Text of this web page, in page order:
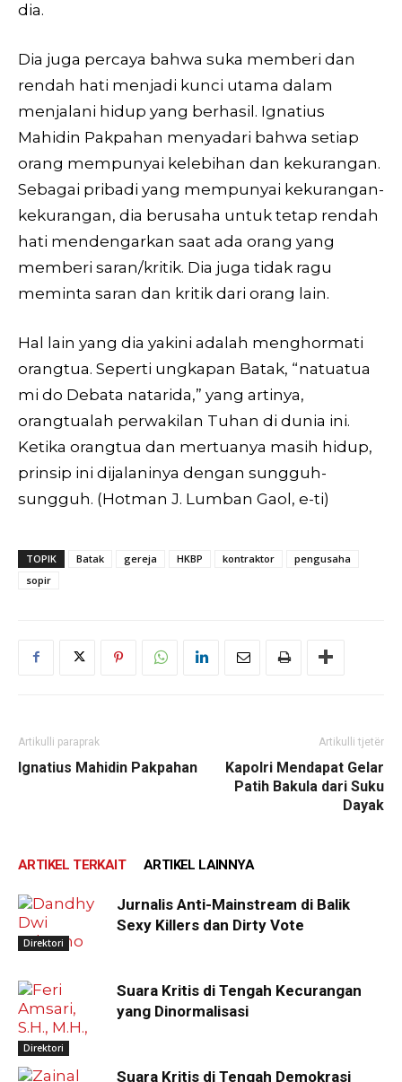
dia.
Dia juga percaya bahwa suka memberi dan
rendah hati menjadi kunci utama dalam
menjalani hidup yang berhasil. Ignatius
Mahidin Pakpahan menyadari bahwa setiap
orang mempunyai kelebihan dan kekurangan.
Sebagai pribadi yang mempunyai kekurangan-
kekurangan, dia berusaha untuk tetap rendah
hati mendengarkan saat ada orang yang
memberi saran/kritik. Dia juga tidak ragu
meminta saran dan kritik dari orang lain.
Hal lain yang dia yakini adalah menghormati
orangtua. Seperti ungkapan Batak, “natuatua
mi do Debata natarida,” yang artinya,
orangtualah perwakilan Tuhan di dunia ini.
Ketika orangtua dan mertuanya masih hidup,
prinsip ini dijalaninya dengan sungguh-
sungguh. (Hotman J. Lumban Gaol, e-ti)
TOPIK Batak gereja HKBP kontraktor
pengusaha
sopir
Artikulli paraprak
Ignatius Mahidin Pakpahan
Artikulli tjetër
Kapolri Mendapat Gelar
Patih Bakula dari Suku
Dayak
ARTIKEL TERKAIT ARTIKEL LAINNYA
Direktori
Jurnalis Anti-Mainstream di Balik
Sexy Killers dan Dirty Vote
Direktori
Suara Kritis di Tengah Kecurangan
yang Dinormalisasi
Suara Kritis di Tengah Demokrasi